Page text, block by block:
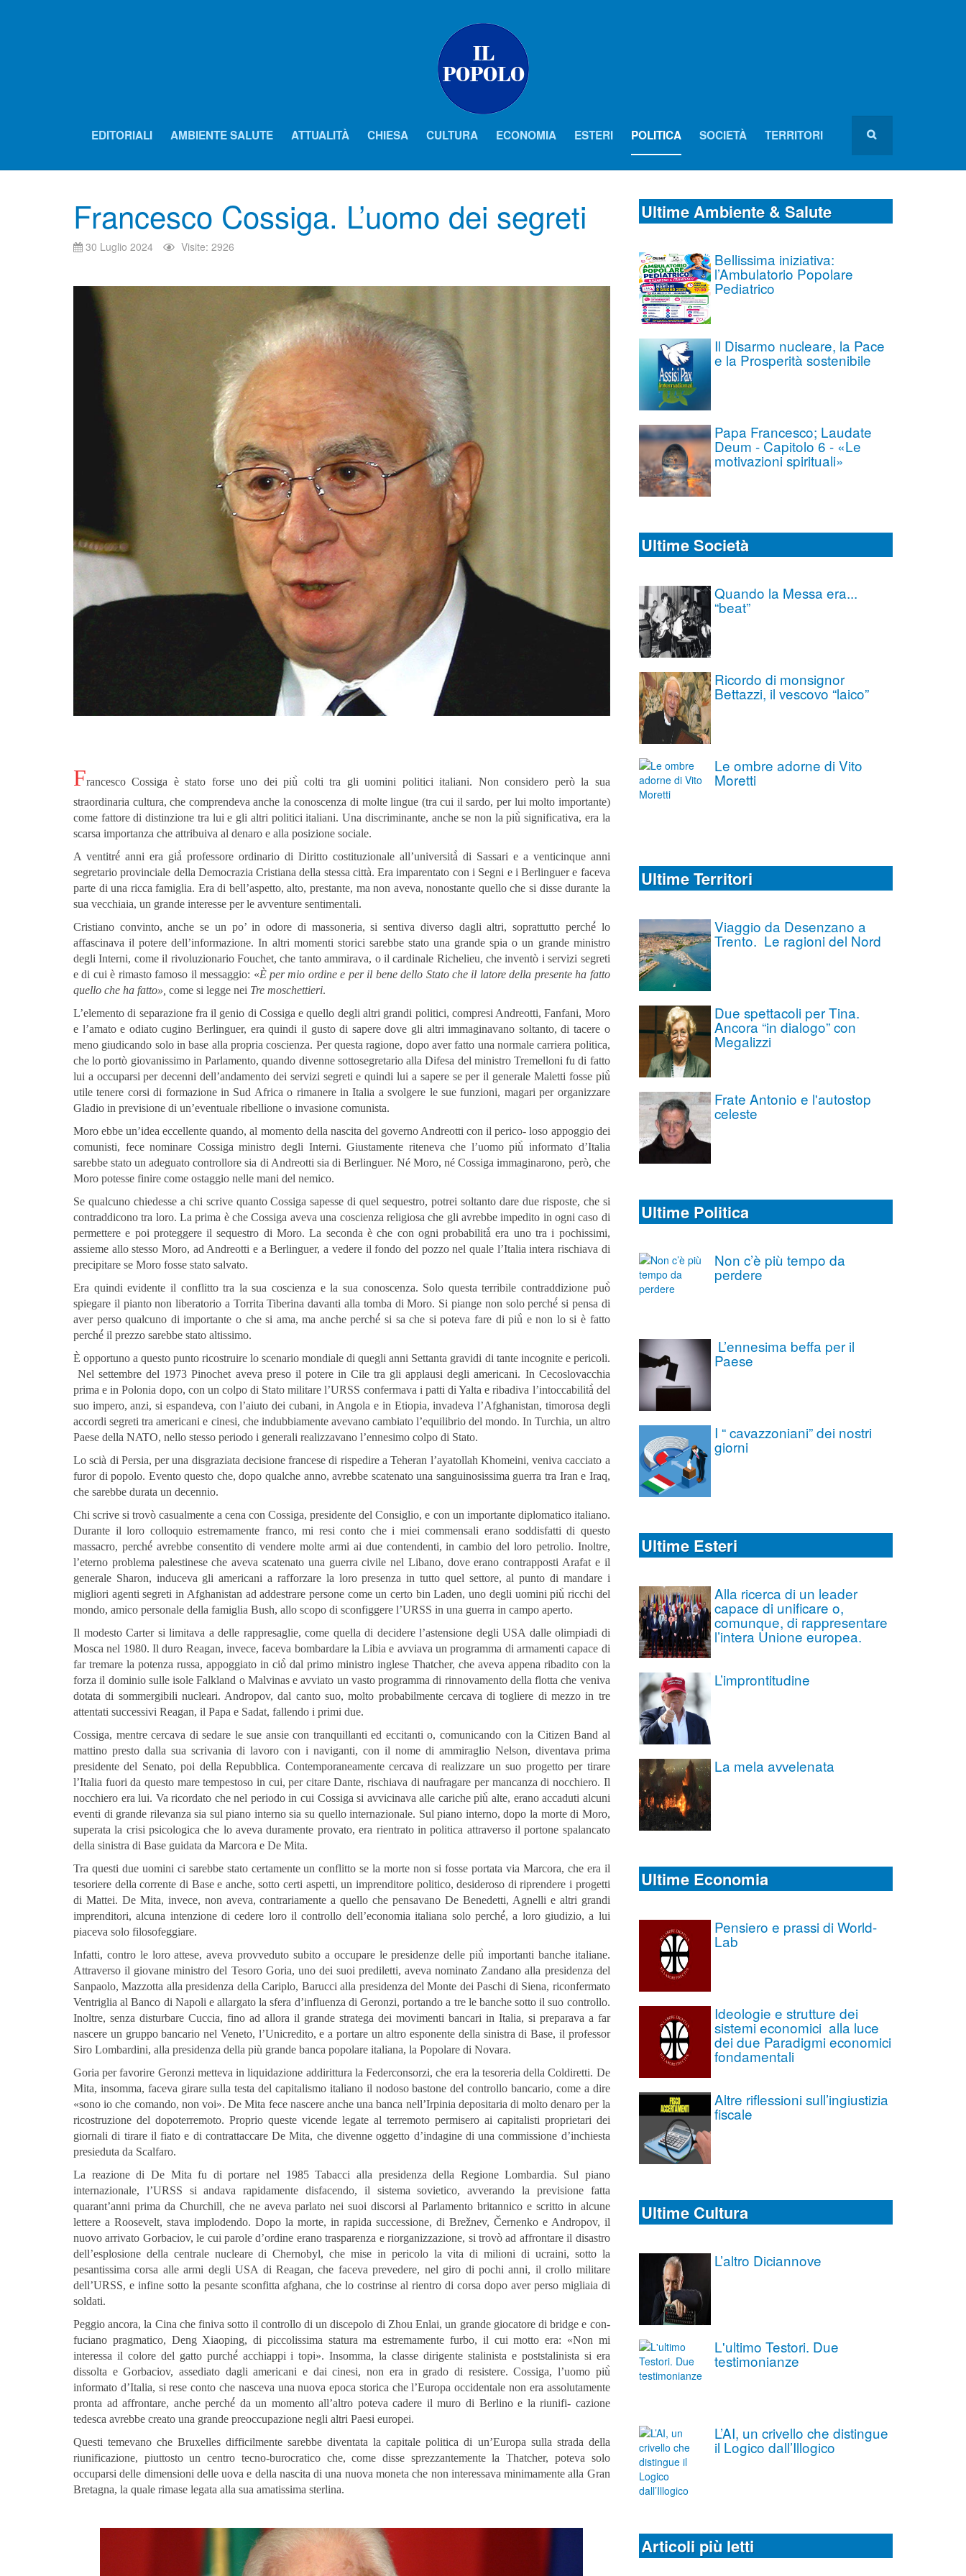
EDITORIALI AMBIENTE SALUTE ATTUALITÀ CHIESA CULTURA ECONOMIA ESTERI POLITICA SOCIETÀ TERRITORI
Francesco Cossiga. L’uomo dei segreti
30 Luglio 2024 Visite: 2926
Francesco Cossiga è stato forse uno dei più̀ colti tra gli uomini politici italiani. Non considero però la sua
straordinaria cultura, che comprendeva anche la conoscenza di molte lingue (tra cui il sardo, per lui molto importante)
come fattore di distinzione tra lui e gli altri politici italiani. Una discriminante, anche se non la più̀ significativa, era la
scarsa importanza che attribuiva al denaro e alla posizione sociale.
A ventitré́ anni era già̀ professore ordinario di Diritto costituzionale all’università̀ di Sassari e a venticinque anni
segretario provinciale della Democrazia Cristiana della stessa città. Era imparentato con i Segni e i Berlinguer e faceva
parte di una ricca famiglia. Era di bell’aspetto, alto, prestante, ma non aveva, nonostante quello che si disse durante la
sua vecchiaia, un grande interesse per le avventure sentimentali.
Cristiano convinto, anche se un po’ in odore di massoneria, si sentiva diverso dagli altri, soprattutto perché́ lo
affascinava il potere dell’informazione. In altri momenti storici sarebbe stato una grande spia o un grande ministro
degli Interni, come il rivoluzionario Fouchet, che tanto ammirava, o il cardinale Richelieu, che inventò i servizi segreti
e di cui è rimasto famoso il messaggio: «È per mio ordine e per il bene dello Stato che il latore della presente ha fatto
quello che ha fatto», come si legge nei Tre moschettieri.
L’elemento di separazione fra il genio di Cossiga e quello degli altri grandi politici, compresi Andreotti, Fanfani, Moro
e l’amato e odiato cugino Berlinguer, era quindi il gusto di sapere dove gli altri immaginavano soltanto, di tacere o
meno giudicando solo in base alla propria coscienza. Per questa ragione, dopo aver fatto una normale carriera politica,
che lo portò giovanissimo in Parlamento, quando divenne sottosegretario alla Difesa del ministro Tremelloni fu di fatto
lui a occuparsi per decenni dell’andamento dei servizi segreti e quindi lui a sapere se per il generale Maletti fosse più̀
utile tenere corsi di formazione in Sud Africa o rimanere in Italia a svolgere le sue funzioni, magari per organizzare
Gladio in previsione di un’eventuale ribellione o invasione comunista.
Moro ebbe un’idea eccellente quando, al momento della nascita del governo Andreotti con il perico- loso appoggio dei
comunisti, fece nominare Cossiga ministro degli Interni. Giustamente riteneva che l’uomo più̀ informato d’Italia
sarebbe stato un adeguato controllore sia di Andreotti sia di Berlinguer. Né Moro, né Cossiga immaginarono, però, che
Moro potesse finire come ostaggio nelle mani del nemico.
Se qualcuno chiedesse a chi scrive quanto Cossiga sapesse di quel sequestro, potrei soltanto dare due risposte, che si
contraddicono tra loro. La prima è che Cossiga aveva una coscienza religiosa che gli avrebbe impedito in ogni caso di
permettere e poi proteggere il sequestro di Moro. La seconda è che con ogni probabilità̀ era uno tra i pochissimi,
assieme allo stesso Moro, ad Andreotti e a Berlinguer, a vedere il fondo del pozzo nel quale l’Italia intera rischiava di
precipitare se Moro fosse stato salvato.
Era quindi evidente il conflitto tra la sua coscienza e la sua conoscenza. Solo questa terribile contraddizione può̀
spiegare il pianto non liberatorio a Torrita Tiberina davanti alla tomba di Moro. Si piange non solo perché́ si pensa di
aver perso qualcuno di importante o che si ama, ma anche perché́ si sa che si poteva fare di più̀ e non lo si è fatto
perché́ il prezzo sarebbe stato altissimo.
È opportuno a questo punto ricostruire lo scenario mondiale di quegli anni Settanta gravidi di tante incognite e pericoli.
Nel settembre del 1973 Pinochet aveva preso il potere in Cile tra gli applausi degli americani. In Cecoslovacchia
prima e in Polonia dopo, con un colpo di Stato militare l’URSS confermava i patti di Yalta e ribadiva l’intoccabilità̀ del
suo impero, anzi, si espandeva, con l’aiuto dei cubani, in Angola e in Etiopia, invadeva l’Afghanistan, timorosa degli
accordi segreti tra americani e cinesi, che indubbiamente avevano cambiato l’equilibrio del mondo. In Turchia, un altro
Paese della NATO, nello stesso periodo i generali realizzavano l’ennesimo colpo di Stato.
Lo scià di Persia, per una disgraziata decisione francese di rispedire a Teheran l’ayatollah Khomeini, veniva cacciato a
furor di popolo. Evento questo che, dopo qualche anno, avrebbe scatenato una sanguinosissima guerra tra Iran e Iraq,
che sarebbe durata un decennio.
Chi scrive si trovò casualmente a cena con Cossiga, presidente del Consiglio, e con un importante diplomatico italiano.
Durante il loro colloquio estremamente franco, mi resi conto che i miei commensali erano soddisfatti di questo
massacro, perché́ avrebbe consentito di vendere molte armi ai due contendenti, in cambio del loro petrolio. Inoltre,
l’eterno problema palestinese che aveva scatenato una guerra civile nel Libano, dove erano contrapposti Arafat e il
generale Sharon, induceva gli americani a rafforzare la loro presenza in tutto quel settore, al punto di mandare i
migliori agenti segreti in Afghanistan ad addestrare persone come un certo bin Laden, uno degli uomini più̀ ricchi del
mondo, amico personale della famiglia Bush, allo scopo di sconfiggere l’URSS in una guerra in campo aperto.
Il modesto Carter si limitava a delle rappresaglie, come quella di decidere l’astensione degli USA dalle olimpiadi di
Mosca nel 1980. Il duro Reagan, invece, faceva bombardare la Libia e avviava un programma di armamenti capace di
far tremare la potenza russa, appoggiato in ciò̀ dal primo ministro inglese Thatcher, che aveva appena ribadito con la
forza il dominio sulle isole Falkland o Malvinas e avviato un vasto programma di rinnovamento della flotta che veniva
dotata di sommergibili nucleari. Andropov, dal canto suo, molto probabilmente cercava di togliere di mezzo in tre
attentati successivi Reagan, il Papa e Sadat, fallendo i primi due.
Cossiga, mentre cercava di sedare le sue ansie con tranquillanti ed eccitanti o, comunicando con la Citizen Band al
mattino presto dalla sua scrivania di lavoro con i naviganti, con il nome di ammiraglio Nelson, diventava prima
presidente del Senato, poi della Repubblica. Contemporaneamente cercava di realizzare un suo progetto per tirare
l’Italia fuori da questo mare tempestoso in cui, per citare Dante, rischiava di naufragare per mancanza di nocchiero. Il
nocchiero era lui. Va ricordato che nel periodo in cui Cossiga si avvicinava alle cariche più̀ alte, erano accaduti alcuni
eventi di grande rilevanza sia sul piano interno sia su quello internazionale. Sul piano interno, dopo la morte di Moro,
superata la crisi psicologica che lo aveva duramente provato, era rientrato in politica attraverso il portone spalancato
della sinistra di Base guidata da Marcora e De Mita.
Tra questi due uomini ci sarebbe stato certamente un conflitto se la morte non si fosse portata via Marcora, che era il
tesoriere della corrente di Base e anche, sotto certi aspetti, un imprenditore politico, desideroso di riprendere i progetti
di Mattei. De Mita, invece, non aveva, contrariamente a quello che pensavano De Benedetti, Agnelli e altri grandi
imprenditori, alcuna intenzione di cedere loro il controllo dell’economia italiana solo perché́, a loro giudizio, a lui
piaceva solo filosofeggiare.
Infatti, contro le loro attese, aveva provveduto subito a occupare le presidenze delle più̀ importanti banche italiane.
Attraverso il giovane ministro del Tesoro Goria, uno dei suoi prediletti, aveva nominato Zandano alla presidenza del
Sanpaolo, Mazzotta alla presidenza della Cariplo, Barucci alla presidenza del Monte dei Paschi di Siena, riconfermato
Ventriglia al Banco di Napoli e allargato la sfera d’influenza di Geronzi, portando a tre le banche sotto il suo controllo.
Inoltre, senza disturbare Cuccia, fino ad allora il grande stratega dei movimenti bancari in Italia, si preparava a far
nascere un gruppo bancario nel Veneto, l’Unicredito, e a portare un altro esponente della sinistra di Base, il professor
Siro Lombardini, alla presidenza della più grande banca popolare italiana, la Popolare di Novara.
Goria per favorire Geronzi metteva in liquidazione addirittura la Federconsorzi, che era la tesoreria della Coldiretti. De
Mita, insomma, faceva girare sulla testa del capitalismo italiano il nodoso bastone del controllo bancario, come a dire
«sono io che comando, non voi». De Mita fece nascere anche una banca nell’Irpinia depositaria di molto denaro per la
ricostruzione del dopoterremoto. Proprio queste vicende legate al terremoto permisero ai capitalisti proprietari dei
giornali di tirare il fiato e di contrattaccare De Mita, che divenne oggetto d’indagine di una commissione d’inchiesta
presieduta da Scalfaro.
La reazione di De Mita fu di portare nel 1985 Tabacci alla presidenza della Regione Lombardia. Sul piano
internazionale, l’URSS si andava rapidamente disfacendo, il sistema sovietico, avverando la previsione fatta
quarant’anni prima da Churchill, che ne aveva parlato nei suoi discorsi al Parlamento britannico e scritto in alcune
lettere a Roosevelt, stava implodendo. Dopo la morte, in rapida successione, di Brežnev, Černenko e Andropov, il
nuovo arrivato Gorbaciov, le cui parole d’ordine erano trasparenza e riorganizzazione, si trovò ad affrontare il disastro
dell’esplosione della centrale nucleare di Chernobyl, che mise in pericolo la vita di milioni di ucraini, sotto la
pesantissima corsa alle armi degli USA di Reagan, che faceva prevedere, nel giro di pochi anni, il crollo militare
dell’URSS, e infine sotto la pesante sconfitta afghana, che lo costrinse al rientro di corsa dopo aver perso migliaia di
soldati.
Peggio ancora, la Cina che finiva sotto il controllo di un discepolo di Zhou Enlai, un grande giocatore di bridge e con-
fuciano pragmatico, Deng Xiaoping, di piccolissima statura ma estremamente furbo, il cui motto era: «Non mi
interessa il colore del gatto purché́ acchiappi i topi». Insomma, la classe dirigente stalinista e poststalinista si era
dissolta e Gorbaciov, assediato dagli americani e dai cinesi, non era in grado di resistere. Cossiga, l’uomo più̀
informato d’Italia, si rese conto che nasceva una nuova epoca storica che l’Europa occidentale non era assolutamente
pronta ad affrontare, anche perché́ da un momento all’altro poteva cadere il muro di Berlino e la riunifi- cazione
tedesca avrebbe creato una grande preoccupazione negli altri Paesi europei.
Questi temevano che Bruxelles difficilmente sarebbe diventata la capitale politica di un’Europa sulla strada della
riunificazione, piuttosto un centro tecno-burocratico che, come disse sprezzantemente la Thatcher, poteva solo
occuparsi delle dimensioni delle uova e della nascita di una nuova moneta che non interessava minimamente alla Gran
Bretagna, la quale rimase legata alla sua amatissima sterlina.
Ultime Ambiente & Salute
Bellissima iniziativa:
l’Ambulatorio Popolare
Pediatrico
Il Disarmo nucleare, la Pace
e la Prosperità sostenibile
Papa Francesco; Laudate
Deum - Capitolo 6 - «Le
motivazioni spirituali»
Ultime Società
Quando la Messa era...
“beat”
Ricordo di monsignor
Bettazzi, il vescovo “laico”
Le ombre adorne di Vito
Moretti
Ultime Territori
Viaggio da Desenzano a
Trento. Le ragioni del Nord
Due spettacoli per Tina.
Ancora “in dialogo” con
Megalizzi
Frate Antonio e l'autostop
celeste
Ultime Politica
Non c’è più tempo da
perdere
L’ennesima beffa per il
Paese
I “ cavazzoniani” dei nostri
giorni
Ultime Esteri
Alla ricerca di un leader
capace di unificare o,
comunque, di rappresentare
l’intera Unione europea.
L’improntitudine
La mela avvelenata
Ultime Economia
Pensiero e prassi di World-
Lab
Ideologie e strutture dei
sistemi economici alla luce
dei due Paradigmi economici
fondamentali
Altre riflessioni sull’ingiustizia
fiscale
Ultime Cultura
L’altro Diciannove
L'ultimo Testori. Due
testimonianze
L’AI, un crivello che distingue
il Logico dall’Illogico
Articoli più letti